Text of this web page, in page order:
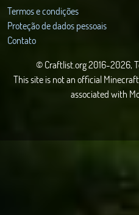
Termos e condições
Proteção de dados pessoais
Contato
© Craftlist.org 2016-2026,
This site is not an official
associated with